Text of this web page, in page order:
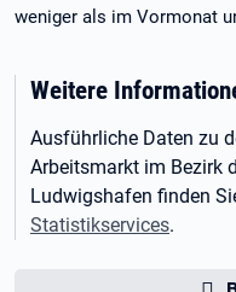
weniger als im Vormonat
Weitere
Ausführliche Daten zu
Arbeitsmarkt im Bezirk
Ludwigshafen finden
Statistikservices.